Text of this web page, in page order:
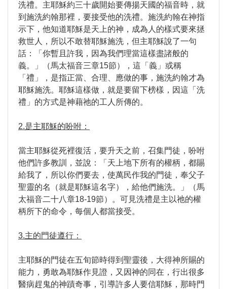
洗禮。主耶穌約三十歲開始要傳揚天國的福音時，就
到施洗約翰那裡，要接受他的洗禮。施洗約翰在神指
示下，他知道耶穌是天上的神，成為人的樣式要來拯
救世人，所以不敢替耶穌施洗，但主耶穌說了一句
話：「你暫且許我，因為我們理當這樣盡諸般的
義。」（馬太福音三章15節），這「義」或稱
「禮」，是指正當、合理、應做的事，施洗約翰才為
耶穌施洗。耶穌這樣做，就是要留下榜樣，因這「洗
禮」的方式是神藉祂的工人所傳的。
2.是主耶穌的吩咐：
當主耶穌從死裡復活，要升天之前，召集門徒，吩咐
他們許多教訓，並說：「天上地下所有的權柄，都賜
給我了，所以你們要去，使萬民作我的門徒，奉父子
聖靈的名（就是耶穌這名字），給他們施洗。」（馬
太福音二十八章18-19節）。可見洗禮是主以祂的權
柄所下的命令，每個人都當接受。
3.主的門徒遵行：
主耶穌的門徒在五旬節時得到聖靈後，大得神所賜的
能力，勇敢為耶穌作見證，又因神的同在，行出很多
醫病趕鬼的神蹟奇事，引導許多人要信耶穌，那時門